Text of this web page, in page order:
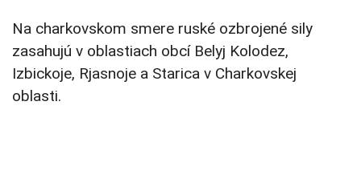
Na charkovskom smere ruské ozbrojené sily
zasahujú v oblastiach obcí Belyj Kolodez,
Izbickoje, Rjasnoje a Starica v Charkovskej
oblasti.